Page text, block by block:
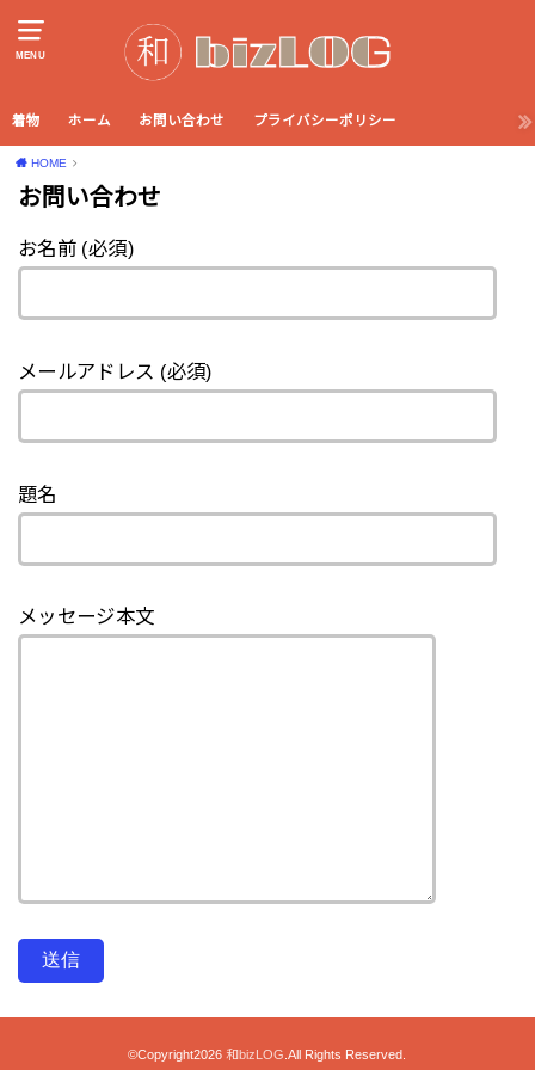
MENU
着物 ホーム お問い合わせ プライバシーポリシー
HOME
お問い合わせ
お名前 (必須)
メールアドレス (必須)
題名
メッセージ本文
©Copyright2026和bizLOG .All Rights Reserved.